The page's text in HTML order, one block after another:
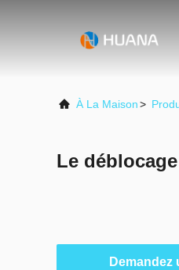
À La Maison>
Le
Demandez